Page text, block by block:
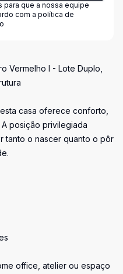
para que a nossa equipe
com a política de
Vermelho I - Lote Duplo,
casa oferece conforto,
posição privilegiada
tanto o nascer quanto o pôr
office, atelier ou espaço